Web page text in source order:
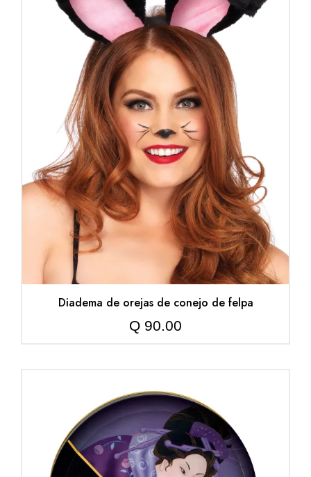
Diadema de orejas de conejo de felpa
Q 90.00